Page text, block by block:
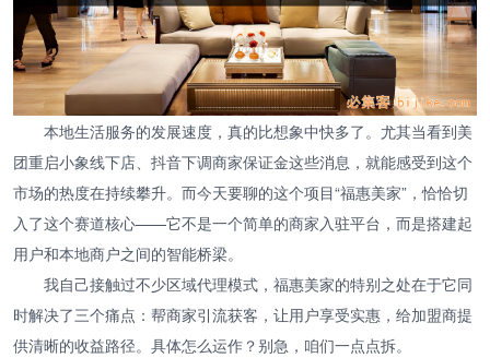
本地生活服务的发展速度，真的比想象中快多了。尤其当看到美
团重启小象线下店、抖音下调商家保证金这些消息，就能感受到这个
市场的热度在持续攀升。而今天要聊的这个项目“福惠美家”，恰恰切
入了这个赛道核心——它不是一个简单的商家入驻平台，而是搭建起
用户和本地商户之间的智能桥梁。
我自己接触过不少区域代理模式，福惠美家的特别之处在于它同
时解决了三个痛点：帮商家引流获客，让用户享受实惠，给加盟商提
供清晰的收益路径。具体怎么运作？别急，咱们一点点拆。